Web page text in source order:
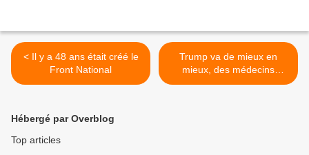
< Il y a 48 ans était créé le
Front National
Trump va de mieux en
mieux, des médecins
gauchistes enragent et
Hébergé par Overblog
Top articles